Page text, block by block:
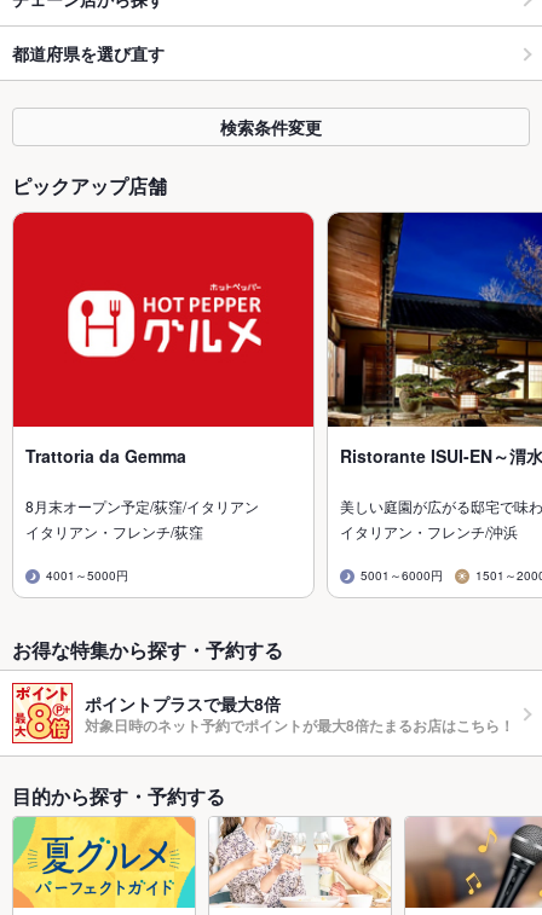
都道府県を選び直す
検索条件変更
ピックアップ店舗
Trattoria da Gemma
8月末オープン予定/荻窪/イタリアン
イタリアン・フレンチ/荻窪
4001～5000円
Ristorante ISUI-EN～渭
美しい庭園が広がる邸宅で味
イタリアン・フレンチ/沖浜
5001～6000円 1501～
お得な特集から探す・予約する
ポイントプラスで最大8倍
対象日時のネット予約でポイントが最大8倍たまるお店はこちら！
目的から探す・予約する